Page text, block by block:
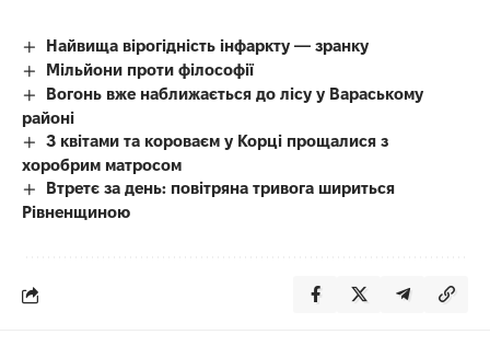
Найвища вірогідність інфаркту — зранку
Мільйони проти філософії
Вогонь вже наближається до лісу у Вараському
районі
З квітами та короваєм у Корці прощалися з
хоробрим матросом
Втретє за день: повітряна тривога шириться
Рівненщиною